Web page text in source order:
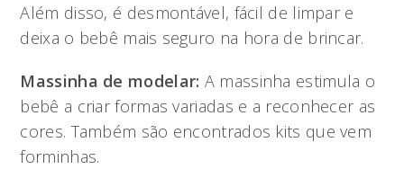
Além disso, é desmontável, fácil de limpar e
deixa o bebê mais seguro na hora de brincar.
Massinha de modelar: A massinha estimula o
bebê a criar formas variadas e a reconhecer as
cores. Também são encontrados kits que vem
forminhas.